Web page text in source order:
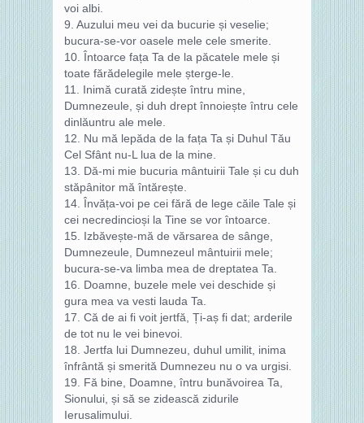
voi albi.
9. Auzului meu vei da bucurie și veselie;
bucura-se‑vor oasele mele cele smerite.
10. Întoarce fața Ta de la păcatele mele și
toate fărădelegile mele șterge‑le.
11. Inimă curată zidește întru mine,
Dumnezeule, și duh drept înnoiește întru cele
dinlăuntru ale mele.
12. Nu mă lepăda de la fața Ta și Duhul Tău
Cel Sfânt nu‑L lua de la mine.
13. Dă‑mi mie bucuria mântuirii Tale și cu duh
stăpânitor mă întărește.
14. Învăța‑voi pe cei fără de lege căile Tale și
cei necredincioși la Tine se vor întoarce.
15. Izbăvește‑mă de vărsarea de sânge,
Dumnezeule, Dumnezeul mântuirii mele;
bucura‑se‑va limba mea de dreptatea Ta.
16. Doamne, buzele mele vei deschide și
gura mea va vesti lauda Ta.
17. Că de ai fi voit jertfă, Ți‑aș fi dat; arderile
de tot nu le vei binevoi.
18. Jertfa lui Dumnezeu, duhul umilit, inima
înfrântă și smerită Dumnezeu nu o va urgisi.
19. Fă bine, Doamne, întru bunăvoirea Ta,
Sionului, și să se zidească zidurile
Ierusalimului.